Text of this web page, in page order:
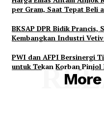
per Gram, Saat Tepat Beli
BKSAP DPR Bidik Prancis,
Kembangkan Industri
PWI dan AFPI Bersinergi
untuk Tekan Korban Pinjol